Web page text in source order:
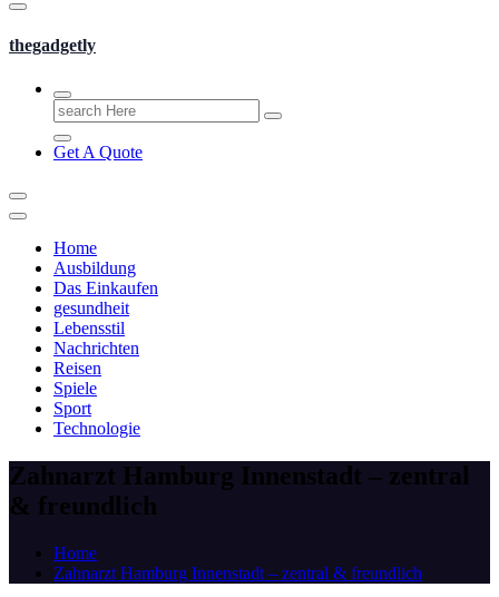
thegadgetly
Search
for:
Get A Quote
Home
Ausbildung
Das Einkaufen
gesundheit
Lebensstil
Nachrichten
Reisen
Spiele
Sport
Technologie
Zahnarzt Hamburg Innenstadt – zentral
& freundlich
Home
Zahnarzt Hamburg Innenstadt – zentral & freundlich